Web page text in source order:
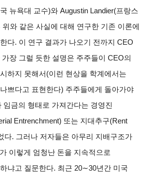
뉴욕대 교수)와 Augustin Landier(프랑스
위와 같은 사실에 대해 연구한 기존 이론에
다. 이 연구 결과가 나오기 전까지 CEO
장 그럴 듯한 설명은 주주들이
CEO의
하지 못해서 (이런 현상을 학계에서는
쁘다고 표현한다) 주주들에게 돌아가야
임금의 형태로 가져간다는 경영진
Entrenchment) 또는 지대추구(Rent
다. 그러나 저자들은 아무리 지배구조가
가 이렇게 엄청난 돈을 지속적으로
냐고 질문한다. 최근 20∼30년간 미국